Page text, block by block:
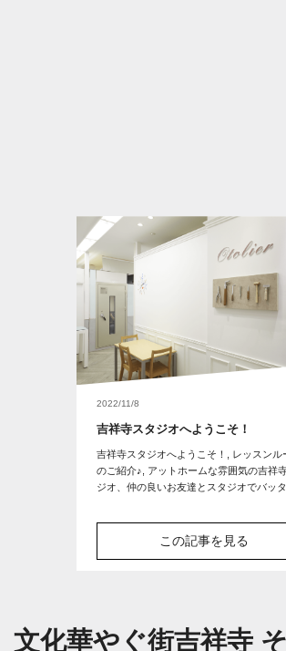
2022/11/8
吉祥寺スタジオへようこそ！
吉祥寺スタジオへようこそ！, レッスンル
のご紹介♪, アットホームな雰囲気の吉祥
ジオ、仲の良いお友達とスタジオでバッタ
この記事を見る
文化華やぐ街吉祥寺